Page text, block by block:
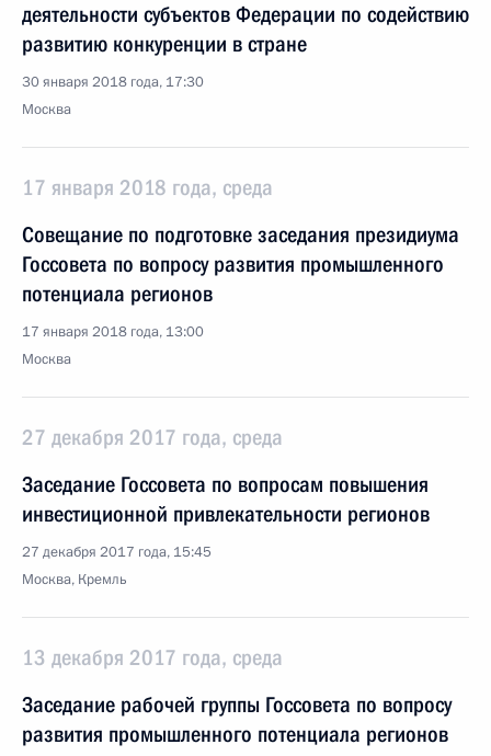
деятельности субъектов Федерации по содействию
развитию конкуренции в стране
30 января 2018 года, 17:30
Москва
17 января 2018 года, среда
Совещание по подготовке заседания президиума
Госсовета по вопросу развития промышленного
потенциала регионов
17 января 2018 года, 13:00
Москва
27 декабря 2017 года, среда
Заседание Госсовета по вопросам повышения
инвестиционной привлекательности регионов
27 декабря 2017 года, 15:45
Москва, Кремль
13 декабря 2017 года, среда
Заседание рабочей группы Госсовета по вопросу
развития промышленного потенциала регионов